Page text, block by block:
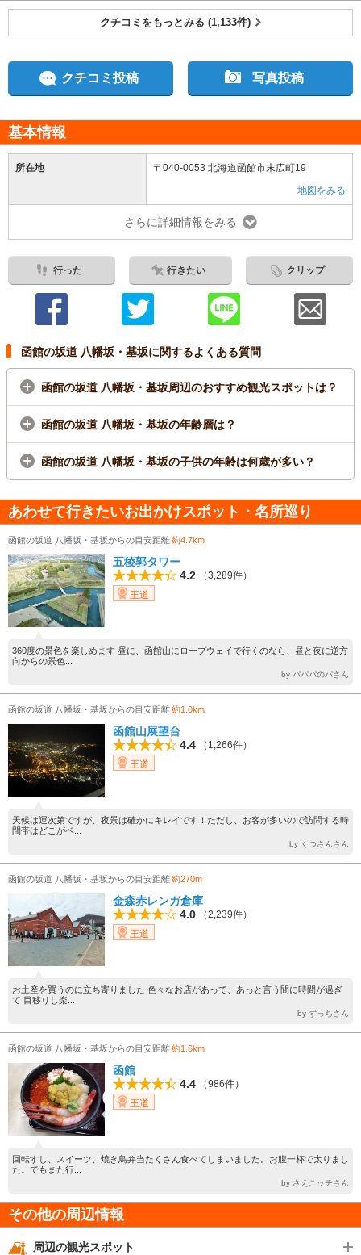
クチコミをもっとみる (1,133件)
クチコミ投稿 写真投稿
基本情報
所在地
〒040-0053 北海道函館市末広町19
地図をみる
さらに詳細情報をみる
行った 行きたい クリップ
函館の坂道 八幡坂・基坂に関するよくある質問
函館の坂道 八幡坂・基坂周辺のおすすめ観光スポットは？
函館の坂道 八幡坂・基坂の年齢層は？
函館の坂道 八幡坂・基坂の子供の年齢は何歳が多い？
あわせて行きたいお出かけスポット・名所巡り
函館の坂道 八幡坂・基坂からの目安距離約4.7km
五稜郭タワー
4.2
（3,289件）
王道
360度の景色を楽しめます 昼に、函館山にロープウェイで行くのなら、昼と夜に逆方
向からの景色...
by パパパのパさん
函館の坂道 八幡坂・基坂からの目安距離約1.0km
函館山展望台
4.4
（1,266件）
王道
天候は運次第ですが、夜景は確かにキレイです！ただし、お客が多いので訪問する時
間帯はどこがベ...
by くつさんさん
函館の坂道 八幡坂・基坂からの目安距離約270m
金森赤レンガ倉庫
4.0
（2,239件）
王道
お土産を買うのに立ち寄りました 色々なお店があって、あっと言う間に時間が過ぎ
て 目移りし楽...
by ずっちさん
函館の坂道 八幡坂・基坂からの目安距離約1.6km
函館
4.4
（986件）
王道
回転すし、スイーツ、焼き鳥弁当たくさん食べてしまいました。お腹一杯で太りまし
た。でもまた行...
by さえこッチさん
その他の周辺情報
周辺の観光スポット